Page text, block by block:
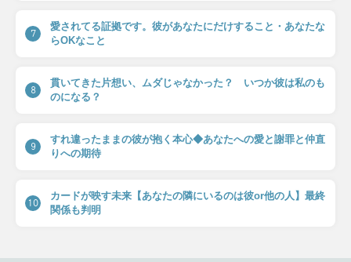
7
愛されてる証拠です。彼があなたにだけすること・あなたな
らOKなこと
8
貫いてきた片想い、ムダじゃなかった？ いつか彼は私のも
のになる？
9
すれ違ったままの彼が抱く本心◆あなたへの愛と謝罪と仲直
りへの期待
10
カードが映す未来【あなたの隣にいるのは彼or他の人】最終
関係も判明